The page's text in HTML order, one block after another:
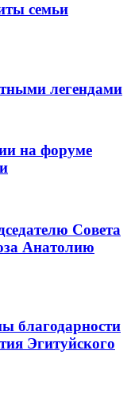
семьи
легендами
на форуме
Совета
Анатолию
благодарности
Эгитуйского